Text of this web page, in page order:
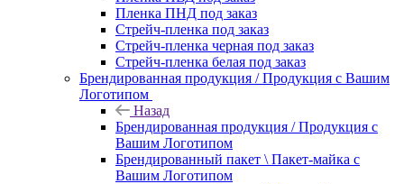
Пленка ПНД под заказ
Стрейч-пленка под заказ
Стрейч-пленка черная под заказ
Стрейч-пленка белая под заказ
Брендированная продукция / Продукция с Вашим
Логотипом
Назад
Брендированная продукция / Продукция с
Вашим Логотипом
Брендированный пакет \ Пакет-майка с
Вашим Логотипом